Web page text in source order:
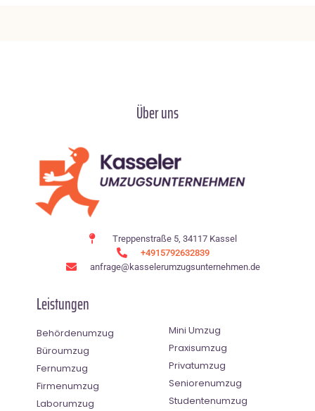
Über uns
Treppenstraße 5, 34117 Kassel
+4915792632839
anfrage@kasselerumzugsunternehmen.de
Leistungen
Behördenumzug
Büroumzug
Fernumzug
Firmenumzug
Laborumzug
Mini Umzug
Praxisumzug
Privatumzug
Seniorenumzug
Studentenumzug